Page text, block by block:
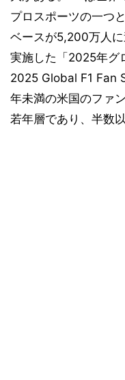
プロスポーツの一つ
ベースが5,200万人
実施した「2025年グ
2025 Global F1 Fan
年未満の米国のファ
若年層であり、半数